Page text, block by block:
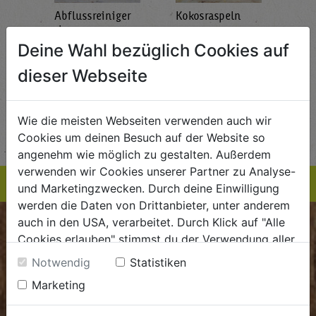
STK
Abflussreiniger
1L
AlmaWin
€ 5,99
€ 5,99 / STK
EINKAUFSLISTE
Kokosraspeln
250g
Rapunzel Naturkost
EINKAUFSLISTE
BIOKISTE
Kundenservice
Mo - Do: 8.00 - 16.00 Uhr
Deine Wahl bezüglich Cookies auf
dieser Webseite
Wie die meisten Webseiten verwenden auch wir
Cookies um deinen Besuch auf der Website so
angenehm wie möglich zu gestalten. Außerdem
verwenden wir Cookies unserer Partner zu Analyse-
und Marketingzwecken. Durch deine Einwilligung
werden die Daten von Drittanbieter, unter anderem
auch in den USA, verarbeitet. Durch Klick auf "Alle
Cookies erlauben" stimmst du der Verwendung aller
Cookies zu. Unter "Details anzeigen" findest du alle
Infos zu den unterschiedlichen Cookies, du kannst
auch entscheiden, welche Cookies du erlauben
möchtest.
Notwendig
Statistiken
Marketing